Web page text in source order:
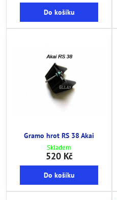
Do košíku
Gramo hrot RS 38 Akai
Skladem
520 Kč
Do košíku